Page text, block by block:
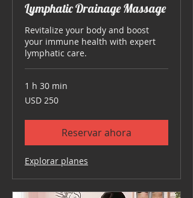
Lymphatic Drainage Massage
Revitalize your body and boost
your immune health with expert
lymphatic care.
1 h 30 min
250
dólares
USD 250
Reservar ahora
Explorar planes